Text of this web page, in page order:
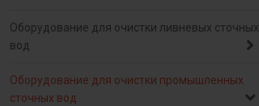
Оборудование для очистки ливневых сточных
вод
Оборудование для очистки промышленных
сточных вод